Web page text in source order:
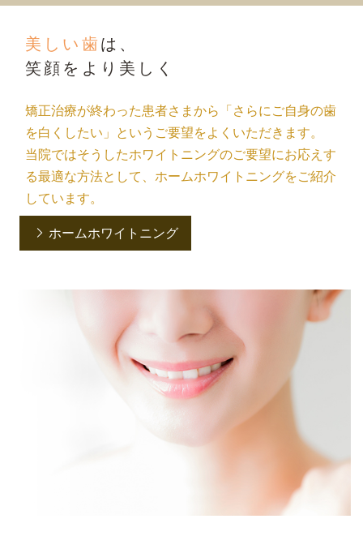
美しい歯 は、
笑顔をより美しく
矯正治療が終わった患者さまから「さらにご自身の歯
を白くしたい」というご要望をよくいただきます。
当院ではそうしたホワイトニングのご要望にお応えす
る最適な方法として、ホームホワイトニングをご紹介
しています。
ホームホワイトニング